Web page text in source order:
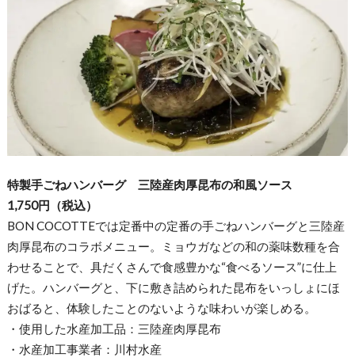
特製手ごねハンバーグ 三陸産肉厚昆布の和風ソース
1,750円（税込）
BON COCOTTEでは定番中の定番の手ごねハンバーグと三陸産
肉厚昆布のコラボメニュー。ミョウガなどの和の薬味数種を合
わせることで、具だくさんで食感豊かな“食べるソース”に仕上
げた。ハンバーグと、下に敷き詰められた昆布をいっしょにほ
おばると、体験したことのないような味わいが楽しめる。
・使用した水産加工品：三陸産肉厚昆布
・水産加工事業者：川村水産